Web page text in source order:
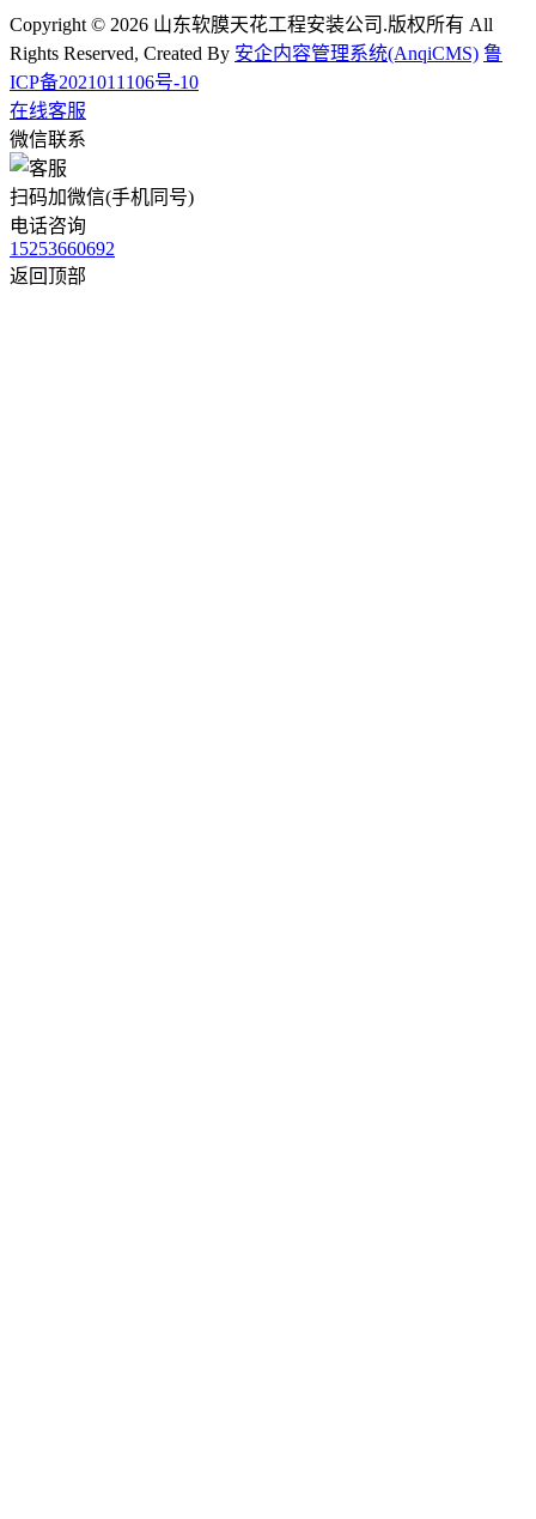
Copyright © 2026 山东软膜天花工程安装公司.版权所有 All
Rights Reserved, Created By 安企内容管理系统(AnqiCMS) 鲁
ICP备2021011106号-10
在线客服
微信联系
扫码加微信(手机同号)
电话咨询
15253660692
返回顶部